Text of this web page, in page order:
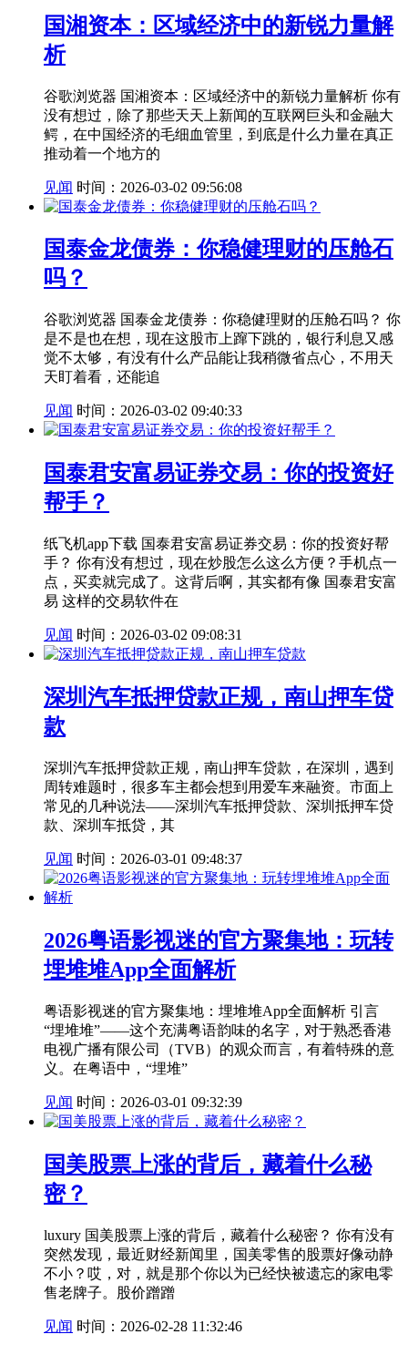
国湘资本：区域经济中的新锐力量解
析
谷歌浏览器 国湘资本：区域经济中的新锐力量解析 你有
没有想过，除了那些天天上新闻的互联网巨头和金融大
鳄，在中国经济的毛细血管里，到底是什么力量在真正
推动着一个地方的
见闻 时间：2026-03-02 09:56:08
国泰金龙债券：你稳健理财的压舱石
吗？
谷歌浏览器 国泰金龙债券：你稳健理财的压舱石吗？ 你
是不是也在想，现在这股市上蹿下跳的，银行利息又感
觉不太够，有没有什么产品能让我稍微省点心，不用天
天盯着看，还能追
见闻 时间：2026-03-02 09:40:33
国泰君安富易证券交易：你的投资好
帮手？
纸飞机app下载 国泰君安富易证券交易：你的投资好帮
手？ 你有没有想过，现在炒股怎么这么方便？手机点一
点，买卖就完成了。这背后啊，其实都有像 国泰君安富
易 这样的交易软件在
见闻 时间：2026-03-02 09:08:31
深圳汽车抵押贷款正规，南山押车贷
款
深圳汽车抵押贷款正规，南山押车贷款，在深圳，遇到
周转难题时，很多车主都会想到用爱车来融资。市面上
常见的几种说法——深圳汽车抵押贷款、深圳抵押车贷
款、深圳车抵贷，其
见闻 时间：2026-03-01 09:48:37
2026粤语影视迷的官方聚集地：玩转
埋堆堆App全面解析
粤语影视迷的官方聚集地：埋堆堆App全面解析 引言
“埋堆堆”——这个充满粤语韵味的名字，对于熟悉香港
电视广播有限公司（TVB）的观众而言，有着特殊的意
义。在粤语中，“埋堆”
见闻 时间：2026-03-01 09:32:39
国美股票上涨的背后，藏着什么秘
密？
luxury 国美股票上涨的背后，藏着什么秘密？ 你有没有
突然发现，最近财经新闻里，国美零售的股票好像动静
不小？哎，对，就是那个你以为已经快被遗忘的家电零
售老牌子。股价蹭蹭
见闻 时间：2026-02-28 11:32:46